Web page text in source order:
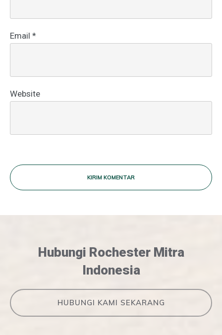
Email *
Website
KIRIM KOMENTAR
Hubungi Rochester Mitra
Indonesia
HUBUNGI KAMI SEKARANG